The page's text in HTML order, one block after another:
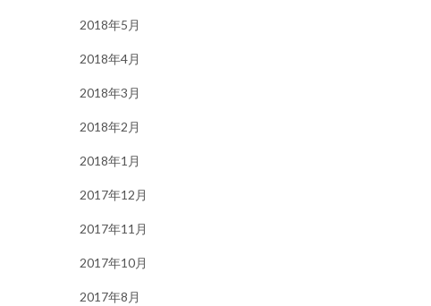
2018年5月
2018年4月
2018年3月
2018年2月
2018年1月
2017年12月
2017年11月
2017年10月
2017年8月